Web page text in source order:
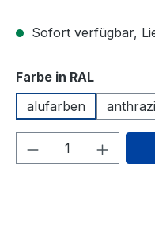
Sofort verfügbar,
Farbe in RAL
alufarben
Produkt